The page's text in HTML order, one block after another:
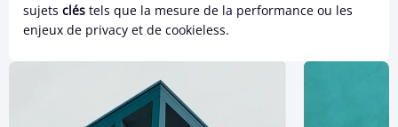
sujets clés tels que la mesure de la performance ou les
enjeux de privacy et de cookieless.